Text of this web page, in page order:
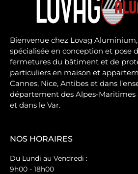
Bienvenue chez Lovag
spécialisée en conception et pose
fermetures du bâtiment et de
particuliers en maison et
Cannes, Nice, Antibes et dans
département des Alpes-Maritimes
et dans le Var.
NOS HORAIRES
Du Lundi au Vendredi :
9h00 - 18h00